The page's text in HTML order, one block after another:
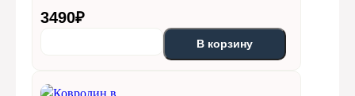
3490₽
В корзину